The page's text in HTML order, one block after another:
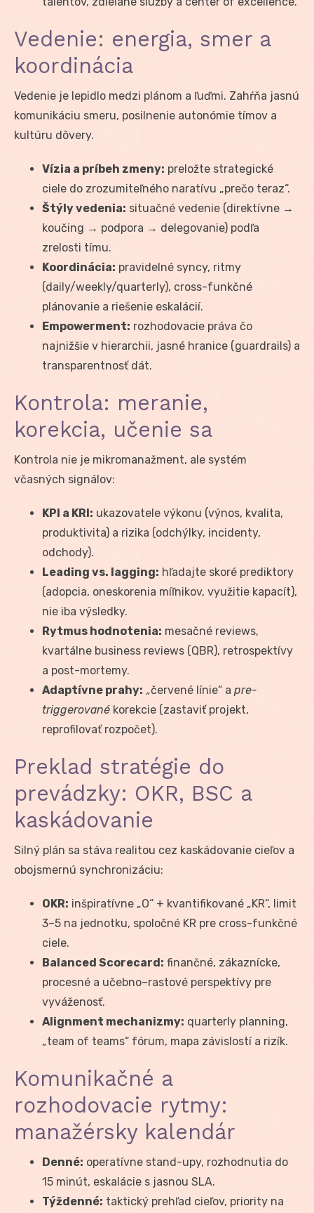
Vedenie: energia, smer a
koordinácia
Vedenie je lepidlo medzi plánom a ľuďmi. Zahŕňa jasnú
komunikáciu smeru, posilnenie autonómie tímov a
kultúru dôvery.
Vízia a príbeh zmeny: preložte strategické
ciele do zrozumiteľného naratívu „prečo teraz“.
Štýly vedenia: situačné vedenie (direktívne →
koučing → podpora → delegovanie) podľa
zrelosti tímu.
Koordinácia: pravidelné syncy, ritmy
(daily/weekly/quarterly), cross-funkčné
plánovanie a riešenie eskalácií.
Empowerment: rozhodovacie práva čo
najnižšie v hierarchii, jasné hranice (guardrails) a
transparentnosť dát.
Kontrola: meranie,
korekcia, učenie sa
Kontrola nie je mikromanažment, ale systém
včasných signálov:
KPI a KRI: ukazovatele výkonu (výnos, kvalita,
produktivita) a rizika (odchýlky, incidenty,
odchody).
Leading vs. lagging: hľadajte skoré prediktory
(adopcia, oneskorenia míľnikov, využitie kapacít),
nie iba výsledky.
Rytmus hodnotenia: mesačné reviews,
kvartálne business reviews (QBR), retrospektívy
a post-mortemy.
Adaptívne prahy: „červené línie“ a pre-
triggerované korekcie (zastaviť projekt,
reprofilovať rozpočet).
Preklad stratégie do
prevádzky: OKR, BSC a
kaskádovanie
Silný plán sa stáva realitou cez kaskádovanie cieľov a
obojsmernú synchronizáciu:
OKR: inšpiratívne „O“ + kvantifikované „KR“, limit
3–5 na jednotku, spoločné KR pre cross-funkčné
ciele.
Balanced Scorecard: finančné, zákaznícke,
procesné a učebno–rastové perspektívy pre
vyváženosť.
Alignment mechanizmy: quarterly planning,
„team of teams“ fórum, mapa závislostí a rizík.
Komunikačné a
rozhodovacie rytmy:
manažérsky kalendár
Denné: operatívne stand-upy, rozhodnutia do
15 minút, eskalácie s jasnou SLA.
Týždenné: taktický prehľad cieľov, priority na